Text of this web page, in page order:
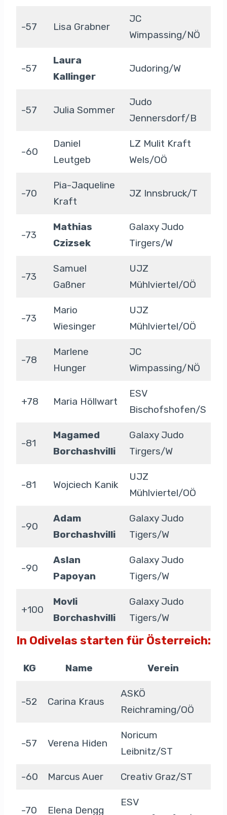
-57 Lisa Grabner
JC
Wimpassing/NÖ
-57
Laura
Kallinger
Judoring/W
-57 Julia Sommer
Judo
Jennersdorf/B
-60
Daniel
Leutgeb
LZ Mulit Kraft
Wels/OÖ
-70
Pia-Jaqueline
Kraft
JZ Innsbruck/T
-73
Mathias
Czizsek
Galaxy Judo
Tirgers/W
-73
Samuel
Gaßner
UJZ
Mühlviertel/OÖ
-73
Mario
Wiesinger
UJZ
Mühlviertel/OÖ
-78
Marlene
Hunger
JC
Wimpassing/NÖ
+78 Maria Höllwart
ESV
Bischofshofen/S
-81
Magamed
Borchashvilli
Galaxy Judo
Tirgers/W
-81 Wojciech Kanik
UJZ
Mühlviertel/OÖ
-90
Adam
Borchashvilli
Galaxy Judo
Tigers/W
-90
Aslan
Papoyan
Galaxy Judo
Tigers/W
+100
Movli
Borchashvilli
Galaxy Judo
Tigers/W
In Odivelas starten für Österreich:
KG Name Verein
-52 Carina Kraus
ASKÖ
Reichraming/OÖ
-57 Verena Hiden
Noricum
Leibnitz/ST
-60 Marcus Auer Creativ Graz/ST
-70 Elena Dengg
ESV